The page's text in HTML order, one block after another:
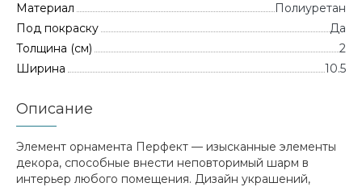
Материал
Полиуретан
Под покраску
Да
Толщина (см)
2
Ширина
10.5
Описание
Элемент орнамента Перфект — изысканные элементы
декора, способные внести неповторимый шарм в
интерьер любого помещения. Дизайн украшений,